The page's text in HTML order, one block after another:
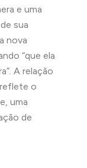
e uma
sua
nova
“que ela
A relação
o
uma
de